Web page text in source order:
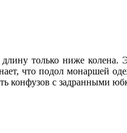
только ниже колена.
что подол монаршей
конфузов с задранными